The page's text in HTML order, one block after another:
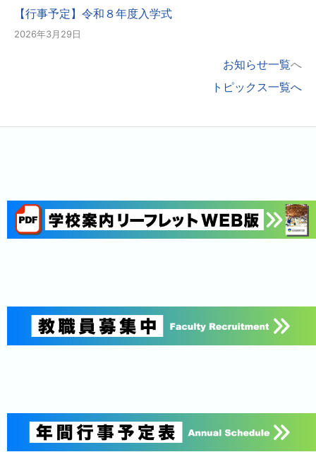
【行事予定】令和８年度入学式
2026年3月29日
お知らせ一覧へ
トピックス一覧へ